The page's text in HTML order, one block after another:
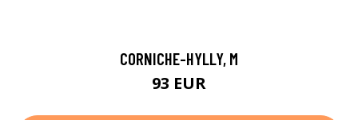
CORNICHE-HYLLY, M
93 EUR